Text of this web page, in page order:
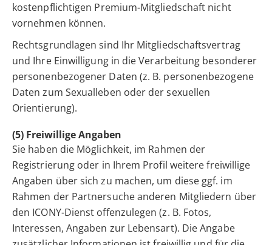
kostenpflichtigen Premium-Mitgliedschaft nicht
vornehmen können.
Rechtsgrundlagen sind Ihr Mitgliedschaftsvertrag
und Ihre Einwilligung in die Verarbeitung besonderer
personenbezogener Daten (z. B. personenbezogene
Daten zum Sexualleben oder der sexuellen
Orientierung).
(5) Freiwillige Angaben
Sie haben die Möglichkeit, im Rahmen der
Registrierung oder in Ihrem Profil weitere freiwillige
Angaben über sich zu machen, um diese ggf. im
Rahmen der Partnersuche anderen Mitgliedern über
den ICONY-Dienst offenzulegen (z. B. Fotos,
Interessen, Angaben zur Lebensart). Die Angabe